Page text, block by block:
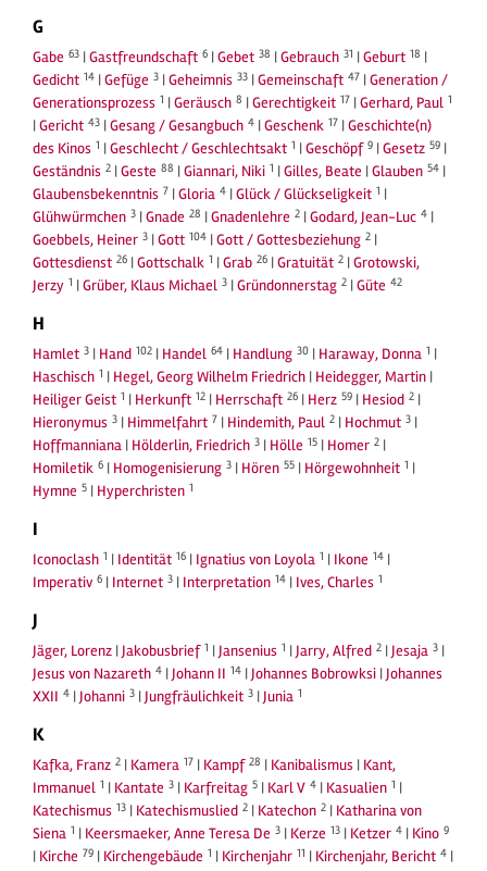
G
Gabe 63 |Gastfreundschaft 6 |Gebet 38 |Gebrauch 31 |Geburt 18 |
Gedicht 14 |Gefüge 3 |Geheimnis 33 |Gemeinschaft 47 |Generation /
Generationsprozess 1 |Geräusch 8 |Gerechtigkeit 17 |Gerhard, Paul 1
|Gericht 43 |Gesang / Gesangbuch 4 |Geschenk 17 |Geschichte(n)
des Kinos 1 |Geschlecht / Geschlechtsakt 1 |Geschöpf 9 |Gesetz 59 |
Geständnis 2 |Geste 88 |Giannari, Niki 1 |Gilles, Beate |Glauben 54 |
Glaubensbekenntnis 7 |Gloria 4 |Glück / Glückseligkeit 1 |
Glühwürmchen 3 |Gnade 28 |Gnadenlehre 2 |Godard, Jean-Luc 4 |
Goebbels, Heiner 3 |Gott 104 |Gott / Gottesbeziehung 2 |
Gottesdienst 26 |Gottschalk 1 |Grab 26 |Gratuität 2 |Grotowski,
Jerzy 1 |Grüber, Klaus Michael 3 |Gründonnerstag 2 |Güte 42
H
Hamlet 3 | Hand 102 | Handel 64 | Handlung 30 | Haraway, Donna 1 |
Haschisch 1 | Hegel, Georg Wilhelm Friedrich | Heidegger, Martin |
Heiliger Geist 1 | Herkunft 12 | Herrschaft 26 | Herz 59 | Hesiod 2 |
Hieronymus 3 | Himmelfahrt 7 | Hindemith, Paul 2 | Hochmut 3 |
Hoffmanniana | Hölderlin, Friedrich 3 | Hölle 15 | Homer 2 |
Homiletik 6 | Homogenisierung 3 | Hören 55 | Hörgewohnheit 1 |
Hymne 5 | Hyperchristen 1
I
Iconoclash 1 | Identität 16 | Ignatius von Loyola 1 | Ikone 14 |
Imperativ 6 | Internet 3 | Interpretation 14 | Ives, Charles 1
J
Jäger, Lorenz | Jakobusbrief 1 | Jansenius 1 | Jarry, Alfred 2 | Jesaja 3 |
Jesus von Nazareth 4 | Johann II 14 | Johannes Bobrowksi | Johannes
XXII 4 | Johanni 3 | Jungfräulichkeit 3 | Junia 1
K
Kafka, Franz 2 | Kamera 17 | Kampf 28 | Kanibalismus | Kant,
Immanuel 1 | Kantate 3 | Karfreitag 5 | Karl V 4 | Kasualien 1 |
Katechismus 13 | Katechismuslied 2 | Katechon 2 | Katharina von
Siena 1 | Keersmaeker, Anne Teresa De 3 | Kerze 13 | Ketzer 4 | Kino 9
| Kirche 79 | Kirchengebäude 1 | Kirchenjahr 11 | Kirchenjahr, Bericht 4 |